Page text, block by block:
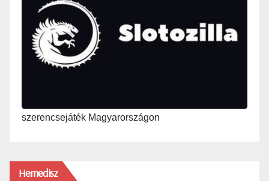
szerencsejáték Magyarországon
Hemedisz